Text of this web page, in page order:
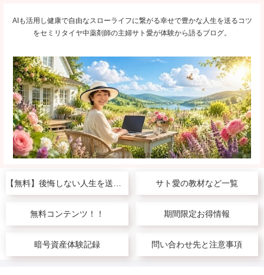
AIも活用し健康で自由なスローライフに繋がる幸せで豊かな人生を送るコツ
をセミリタイヤ中薬剤師の主婦サト愛が体験から語るブログ。
サト愛の教材など一覧
無料コンテンツ！！ 期間限定お得情報
暗号資産体験記録 問い合わせ先と注意事項